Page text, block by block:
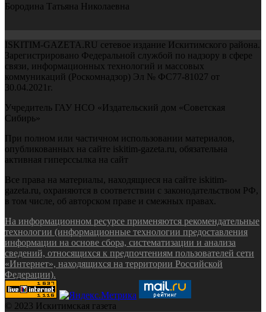
Бородина Татьяна Николаевна
ISKITIM-GAZETA.RU сетевое издание Искитимского района.
Зарегистрировано Федеральной службой по надзору в сфере
связи, информационных технологий и массовых
коммуникаций (Роскомнадзор) Эл № ФС77-81027 от
30.04.2021г.
Учредитель ГАУ НСО «Издательский дом «Советская
Сибирь»
При полном или частичном использовании материалов,
опубликованных на сайте iskitim-gazeta.ru, обязательна
активная гиперссылка на сайт
Все права на материалы, находящиеся на сайте iskitim-
gazeta.ru, охраняются в соответствии с законодательством РФ,
в том числе, об авторском праве и смежных правах.
На информационном ресурсе применяются рекомендательные
технологии (информационные технологии предоставления
информации на основе сбора, систематизации и анализа
сведений, относящихся к предпочтениям пользователей сети
«Интернет», находящихся на территории Российской
Федерации).
© 2023 Искитимская газета